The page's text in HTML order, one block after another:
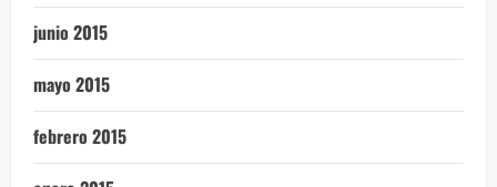
junio 2015
mayo 2015
febrero 2015